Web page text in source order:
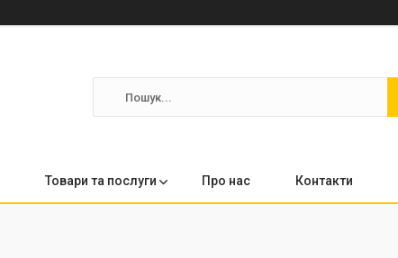
Товари та послуги Про нас Контакти